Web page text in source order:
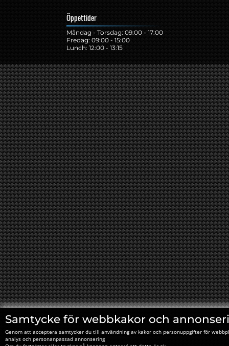
Samtycke för webbkakor och
Genom att acceptera samtycker du till användning av kakor och personuppgifter för
analys och personanpassad annonsering
Öppettider
Måndag - Torsdag: 09:00 - 17:00
Fredag: 09:00 - 15:00
Lunch: 12:00 - 13:15